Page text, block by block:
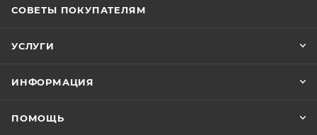
СОВЕТЫ ПОКУПАТЕЛЯМ
УСЛУГИ
ИНФОРМАЦИЯ
ПОМОЩЬ